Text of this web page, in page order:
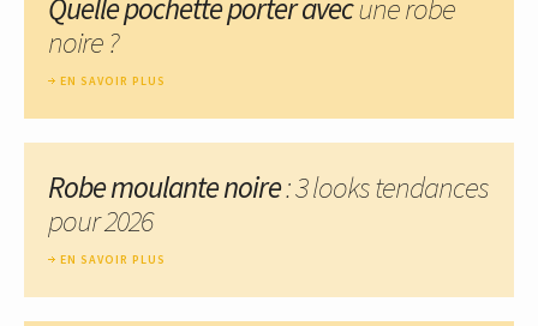
Quelle pochette porter avecune robe
noire ?
EN SAVOIR PLUS
Robe moulante noire: 3 looks tendances
pour 2026
EN SAVOIR PLUS